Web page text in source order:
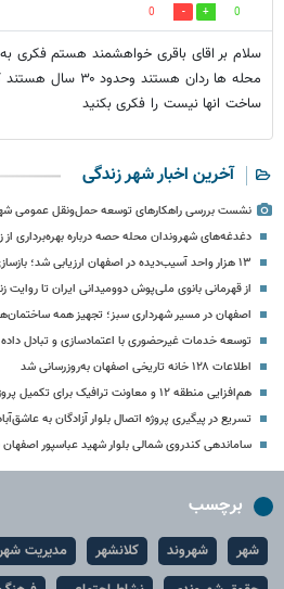
0
0
سلام بر اقای باقری خواهشمند هستم فکری
محله ها ردان هستند
ساخت انها نیست را فکری بکنید
آخرین اخبار شهر زندگی
نشست بررسی راهکارهای توسعه حمل‌ونقل عمومی
دغدغه‌های شهروندان محله حصه درباره بهره‌برداری
۱۳ هزار واحد آسیب‌دیده در اصفهان ارزیابی شد؛ بازسازی ۹۰ درصد واحدهای خسارت‌دیده
از قهرمانی بانوی ملی‌پوش دوومیدانی ایران تا
اصفهان در مسیر شهرداری سبز؛ تجهیز همه ساختمان‌های
توسعه خدمات غیرحضوری با اعتمادسازی و تبادل
اطلاعات ۱۲۸ خانه تاریخی اصفهان به‌روزرسانی شد
هم‌افزایی منطقه ۱۲ و معاونت ترافیک برای تکمیل پروژه‌های اولویت‌دار
تسریع در پیگیری پروژه اتصال بلوار آزادگان به
ساماندهی کندروی شمالی بلوار شهید عباسپور اصفهان با اعتبار ۱۲۲
برچسب
شهر شهروند کلانشهر مدیریت